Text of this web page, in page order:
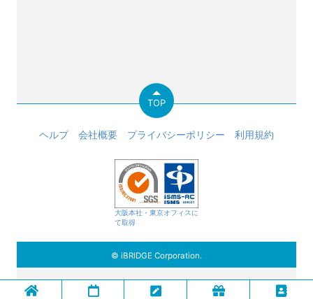
ヘルプ 会社概要 プライバシーポリシー 利用規約
大阪本社・東京オフィスに
て取得
© iBRIDGE Corporation.
TOP